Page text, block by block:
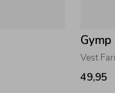
Gymp
Vest
49,95